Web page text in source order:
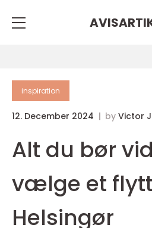
inspiration
12. December 2024 by Victor
Alt du bør
vælge et
Helsingør